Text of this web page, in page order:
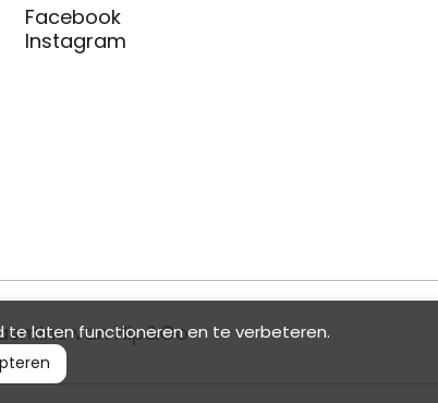
Facebook
Instagram
van Hip&Go
te laten functioneren en te verbeteren.